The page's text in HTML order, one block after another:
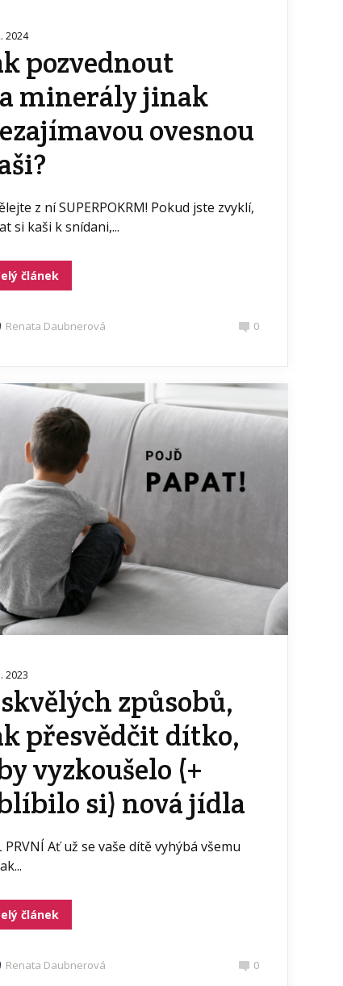
2024
pozvednout
minerály jinak
ovesnou
z ní SUPERPOKRM! Pokud jste zvyklí,
si kaši k snídani,...
článek
Renata Daubnerová 0
2023
způsobů,
přesvědčit dítko,
vyzkoušelo (+
si) nová jídla
PRVNÍ Ať už se vaše dítě vyhýbá všemu
článek
Renata Daubnerová 0